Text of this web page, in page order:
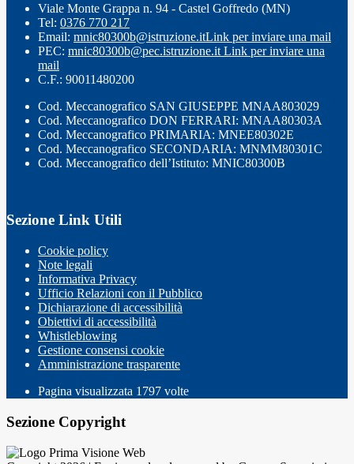
Viale Monte Grappa n. 94 - Castel Goffredo (MN)
Tel: 0376 770 217
Email: mnic80300b@istruzione.itLink per inviare una mail
PEC: mnic80300b@pec.istruzione.it Link per inviare una
mail
C.F.: 90011480200
Cod. Meccanografico SAN GIUSEPPE MNAA803029
Cod. Meccanografico DON FERRARI: MNAA80303A
Cod. Meccanografico PRIMARIA: MNEE80302E
Cod. Meccanografico SECONDARIA: MNMM80301C
Cod. Meccanografico dell’Istituto: MNIC80300B
Sezione Link Utili
Cookie policy
Note legali
Informativa Privacy
Ufficio Relazioni con il Pubblico
Dichiarazione di accessibilità
Obiettivi di accessibilità
Whistleblowing
Gestione consensi cookie
Amministrazione trasparente
Pagina visualizzata 1797 volte
Sezione Copyright